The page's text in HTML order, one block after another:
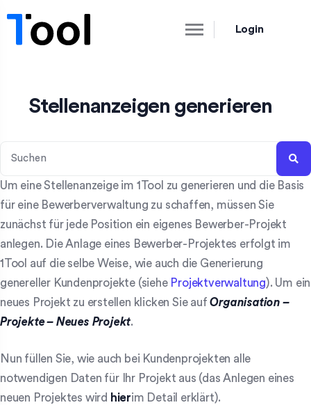
Login
Stellenanzeigen generieren
Um eine Stellenanzeige im 1Tool zu generieren und die Basis
für eine Bewerberverwaltung zu schaffen, müssen Sie
zunächst für jede Position ein eigenes Bewerber-Projekt
anlegen. Die Anlage eines Bewerber-Projektes erfolgt im
1Tool auf die selbe Weise, wie auch die Generierung
genereller Kundenprojekte (siehe Projektverwaltung). Um ein
neues Projekt zu erstellen klicken Sie aufOrganisation –
Projekte – Neues Projekt.
Nun füllen Sie, wie auch bei Kundenprojekten alle
notwendigen Daten für Ihr Projekt aus (das Anlegen eines
neuen Projektes wird hierim Detail erklärt).